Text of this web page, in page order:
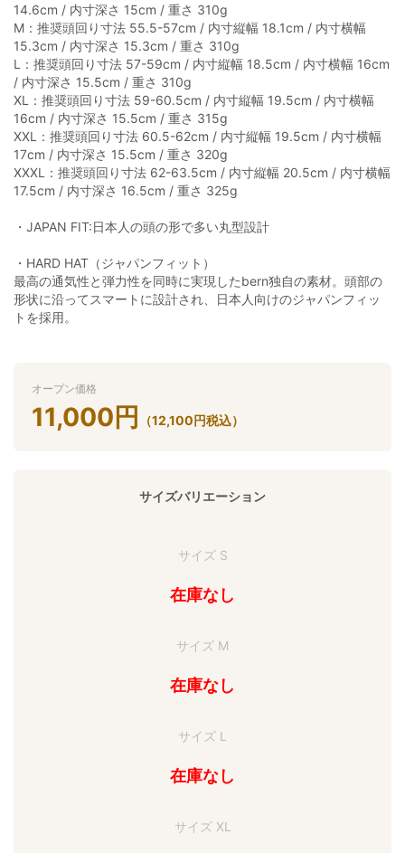
14.6cm / 内寸深さ 15cm / 重さ 310g
M：推奨頭回り寸法 55.5-57cm / 内寸縦幅 18.1cm / 内寸横幅
15.3cm / 内寸深さ 15.3cm / 重さ 310g
L：推奨頭回り寸法 57-59cm / 内寸縦幅 18.5cm / 内寸横幅 16cm
/ 内寸深さ 15.5cm / 重さ 310g
XL：推奨頭回り寸法 59-60.5cm / 内寸縦幅 19.5cm / 内寸横幅
16cm / 内寸深さ 15.5cm / 重さ 315g
XXL：推奨頭回り寸法 60.5-62cm / 内寸縦幅 19.5cm / 内寸横幅
17cm / 内寸深さ 15.5cm / 重さ 320g
XXXL：推奨頭回り寸法 62-63.5cm / 内寸縦幅 20.5cm / 内寸横幅
17.5cm / 内寸深さ 16.5cm / 重さ 325g
・JAPAN FIT:日本人の頭の形で多い丸型設計
・HARD HAT（ジャパンフィット）
最高の通気性と弾力性を同時に実現したbern独自の素材。頭部の
形状に沿ってスマートに設計され、日本人向けのジャパンフィッ
トを採用。
オープン価格
11,000円 （12,100円税込）
サイズバリエーション
サイズ S
在庫なし
サイズ M
在庫なし
サイズ L
在庫なし
サイズ XL